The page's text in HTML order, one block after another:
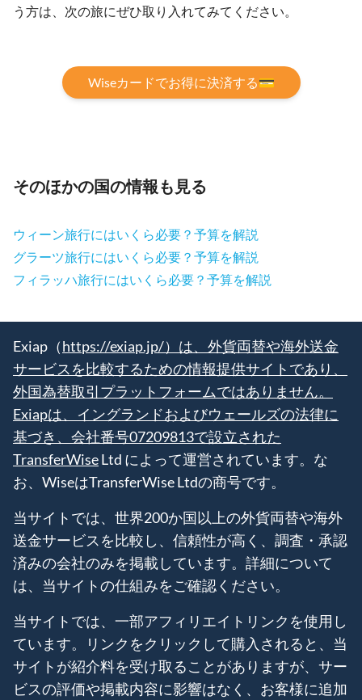
う方は、次の旅にぜひ取り入れてみてください。
Wiseカードでお得に決済する💳
そのほかの国の情報も見る
ウィーン旅行にはいくら必要？予算を解説
グラーツ旅行にはいくら必要？予算を解説
フィラッハ旅行にはいくら必要？予算を解説
Exiap（https://exiap.jp/）は、外貨両替や海外送金
サービスを比較するための情報提供サイトであり、
外国為替取引プラットフォームではありません。
Exiapは、イングランドおよびウェールズの法律に
基づき、会社番号07209813で設立された
TransferWiseLtd によって運営されています。な
お、WiseはTransferWise Ltdの商号です。
当サイトでは、世界200か国以上の外貨両替や海外
送金サービスを比較し、信頼性が高く、調査・承認
済みの会社のみを掲載しています。詳細について
は、当サイトの仕組みをご確認ください。
当サイトでは、一部アフィリエイトリンクを使用し
ています。リンクをクリックして購入されると、当
サイトが紹介料を受け取ることがありますが、サー
ビスの評価や掲載内容に影響はなく、お客様に追加